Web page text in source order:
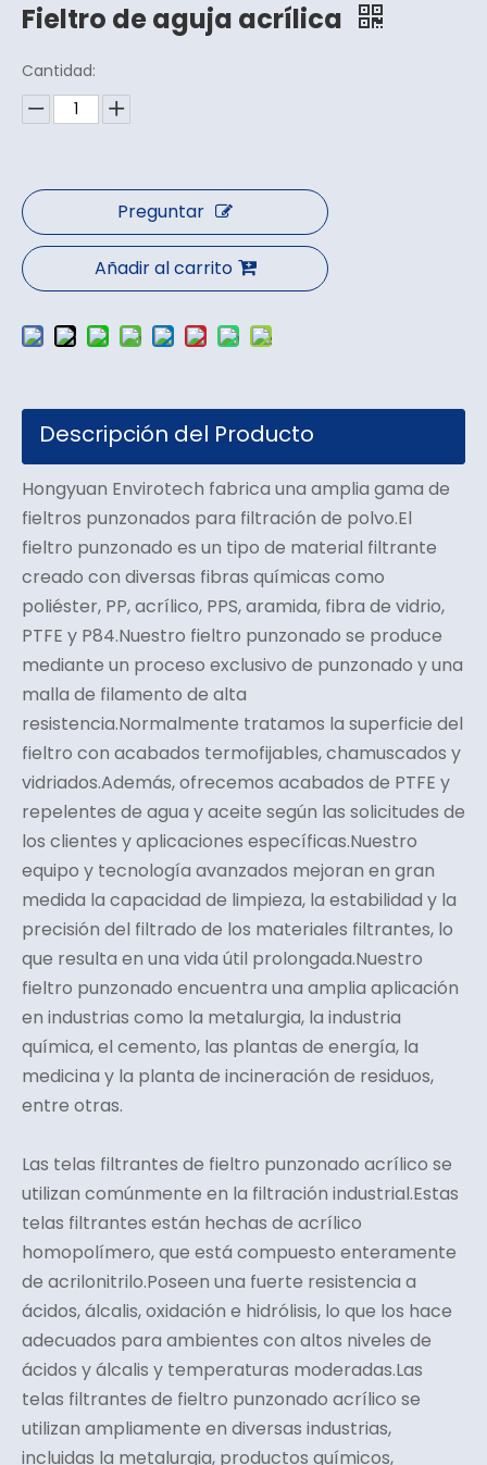
Fieltro de aguja acrílica
Cantidad:
Preguntar
Añadir al carrito
Descripción del Producto
Hongyuan Envirotech fabrica una amplia gama de
fieltros punzonados para filtración de polvo.El
fieltro punzonado es un tipo de material filtrante
creado con diversas fibras químicas como
poliéster, PP, acrílico, PPS, aramida, fibra de vidrio,
PTFE y P84.Nuestro fieltro punzonado se produce
mediante un proceso exclusivo de punzonado y una
malla de filamento de alta
resistencia.Normalmente tratamos la superficie del
fieltro con acabados termofijables, chamuscados y
vidriados.Además, ofrecemos acabados de PTFE y
repelentes de agua y aceite según las solicitudes de
los clientes y aplicaciones específicas.Nuestro
equipo y tecnología avanzados mejoran en gran
medida la capacidad de limpieza, la estabilidad y la
precisión del filtrado de los materiales filtrantes, lo
que resulta en una vida útil prolongada.Nuestro
fieltro punzonado encuentra una amplia aplicación
en industrias como la metalurgia, la industria
química, el cemento, las plantas de energía, la
medicina y la planta de incineración de residuos,
entre otras.
Las telas filtrantes de fieltro punzonado acrílico se
utilizan comúnmente en la filtración industrial.Estas
telas filtrantes están hechas de acrílico
homopolímero, que está compuesto enteramente
de acrilonitrilo.Poseen una fuerte resistencia a
ácidos, álcalis, oxidación e hidrólisis, lo que los hace
adecuados para ambientes con altos niveles de
ácidos y álcalis y temperaturas moderadas.Las
telas filtrantes de fieltro punzonado acrílico se
utilizan ampliamente en diversas industrias,
incluidas la metalurgia, productos químicos,